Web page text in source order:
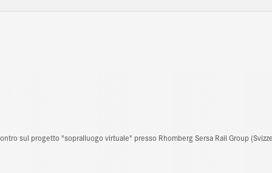
sul progetto "sopralluogo virtuale" presso Rhomberg Sersa Rail Group